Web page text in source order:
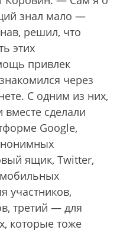
знал мало —
решил, что
этих
привлек
через
С одним из них,
сделали
Google,
ящик, Twitter,
участников,
третий — для
которые тоже